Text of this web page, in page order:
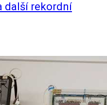
další rekordní